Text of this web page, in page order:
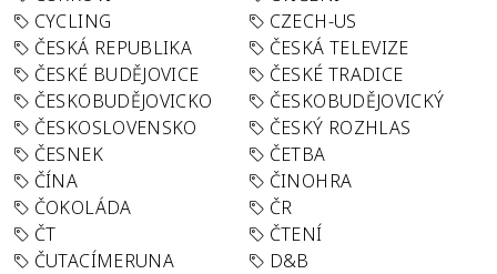
CYCLING
CZECH-US
ČESKÁ REPUBLIKA
ČESKÁ TELEVIZE
ČESKÉ BUDĚJOVICE
ČESKÉ TRADICE
ČESKOBUDĚJOVICKO
ČESKOBUDĚJOVICKÝ
ČESKOSLOVENSKO
ČESKÝ ROZHLAS
ČESNEK
ČETBA
ČÍNA
ČINOHRA
ČOKOLÁDA
ČR
ČT
ČTENÍ
ČUTACÍMERUNA
D&B